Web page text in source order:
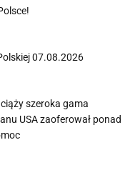
07.08.2026
szeroka gama
USA zaoferował ponad